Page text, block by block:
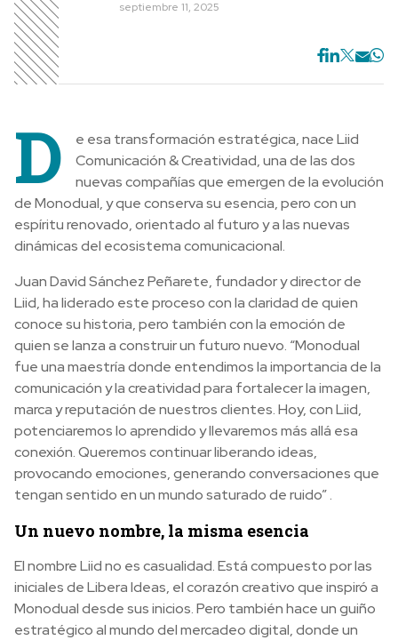
septiembre 11, 2025
D
e esa transformación estratégica, nace Liid
Comunicación & Creatividad, una de las dos
nuevas compañías que emergen de la evolución
de Monodual, y que conserva su esencia, pero con un
espíritu renovado, orientado al futuro y a las nuevas
dinámicas del ecosistema comunicacional.
Juan David Sánchez Peñarete, fundador y director de
Liid, ha liderado este proceso con la claridad de quien
conoce su historia, pero también con la emoción de
quien se lanza a construir un futuro nuevo. “Monodual
fue una maestría donde entendimos la importancia de la
comunicación y la creatividad para fortalecer la imagen,
marca y reputación de nuestros clientes. Hoy, con Liid,
potenciaremos lo aprendido y llevaremos más allá esa
conexión. Queremos continuar liberando ideas,
provocando emociones, generando conversaciones que
tengan sentido en un mundo saturado de ruido” .
Un nuevo nombre, la misma esencia
El nombre Liid no es casualidad. Está compuesto por las
iniciales de Libera Ideas, el corazón creativo que inspiró a
Monodual desde sus inicios. Pero también hace un guiño
estratégico al mundo del mercadeo digital, donde un